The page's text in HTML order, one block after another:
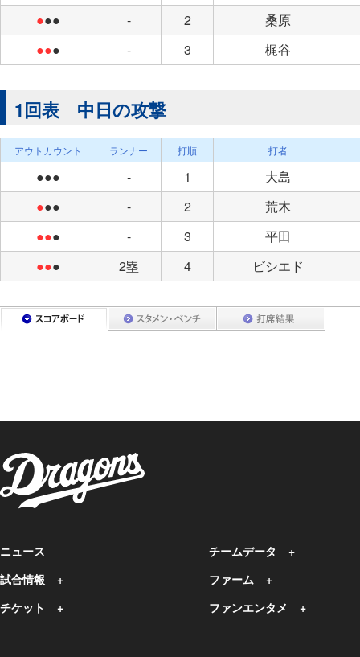
●●● - 2
桑原
●●● - 3 梶谷
1回表 中日の攻撃
アウトカウント ランナー 打順 打者
●●● - 1
大島
●●● - 2
荒木
●●● - 3
平田
●●● 2塁 4 ビシエド
ニュース
試合情報
チケット
チームデータ
ファーム
ファンエンタメ